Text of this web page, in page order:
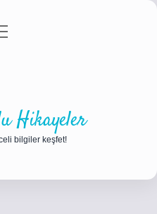
Hikayeler
bilgiler keşfet!